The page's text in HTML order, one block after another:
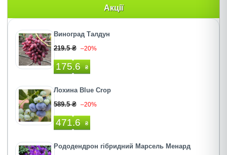
Акції
Виноград Талдун
219.5 ₴ –20%
175.6 ₴
Лохина Blue Crop
589.5 ₴ –20%
471.6 ₴
Рододендрон гібридний Марсель Менард